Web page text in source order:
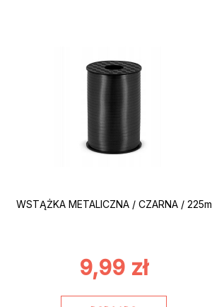
WSTĄŻKA METALICZNA / CZARNA / 225m
9,99 zł